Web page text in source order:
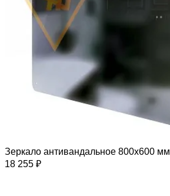
Зеркало антивандальное 800х600 мм
18 255 ₽